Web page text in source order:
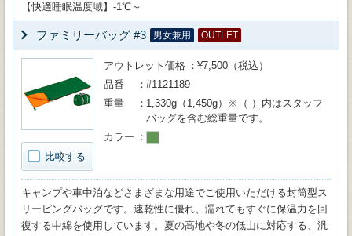
【快適睡眠温度域】-1℃～
ファミリーバッグ #3 男女兼用 OUTLET
比較する
アウトレット価格
¥7,500（税込）
品番
#1121189
重量
1,330g（1,450g）※（ ）内はスタッフ
バッグを含む総重量です。
カラー
キャンプや車中泊などさまざまな用途でご使用いただける封筒型ス
リーピングバッグです。速乾性に優れ、濡れてもすぐに保温力を回
復する中綿を使用しています。夏の高地や冬の低山に対応する、汎